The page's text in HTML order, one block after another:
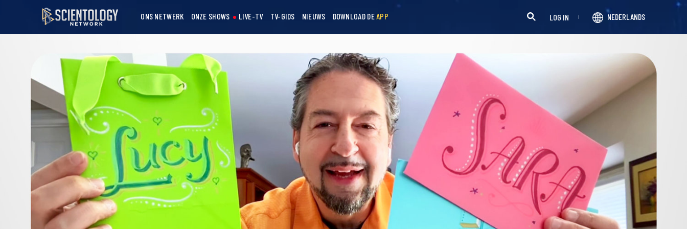
ONS NETWERK ONZE SHOWS LIVE-TV TV-GIDS NIEUWS DOWNLOAD DEAPP LOG IN NEDERLANDS